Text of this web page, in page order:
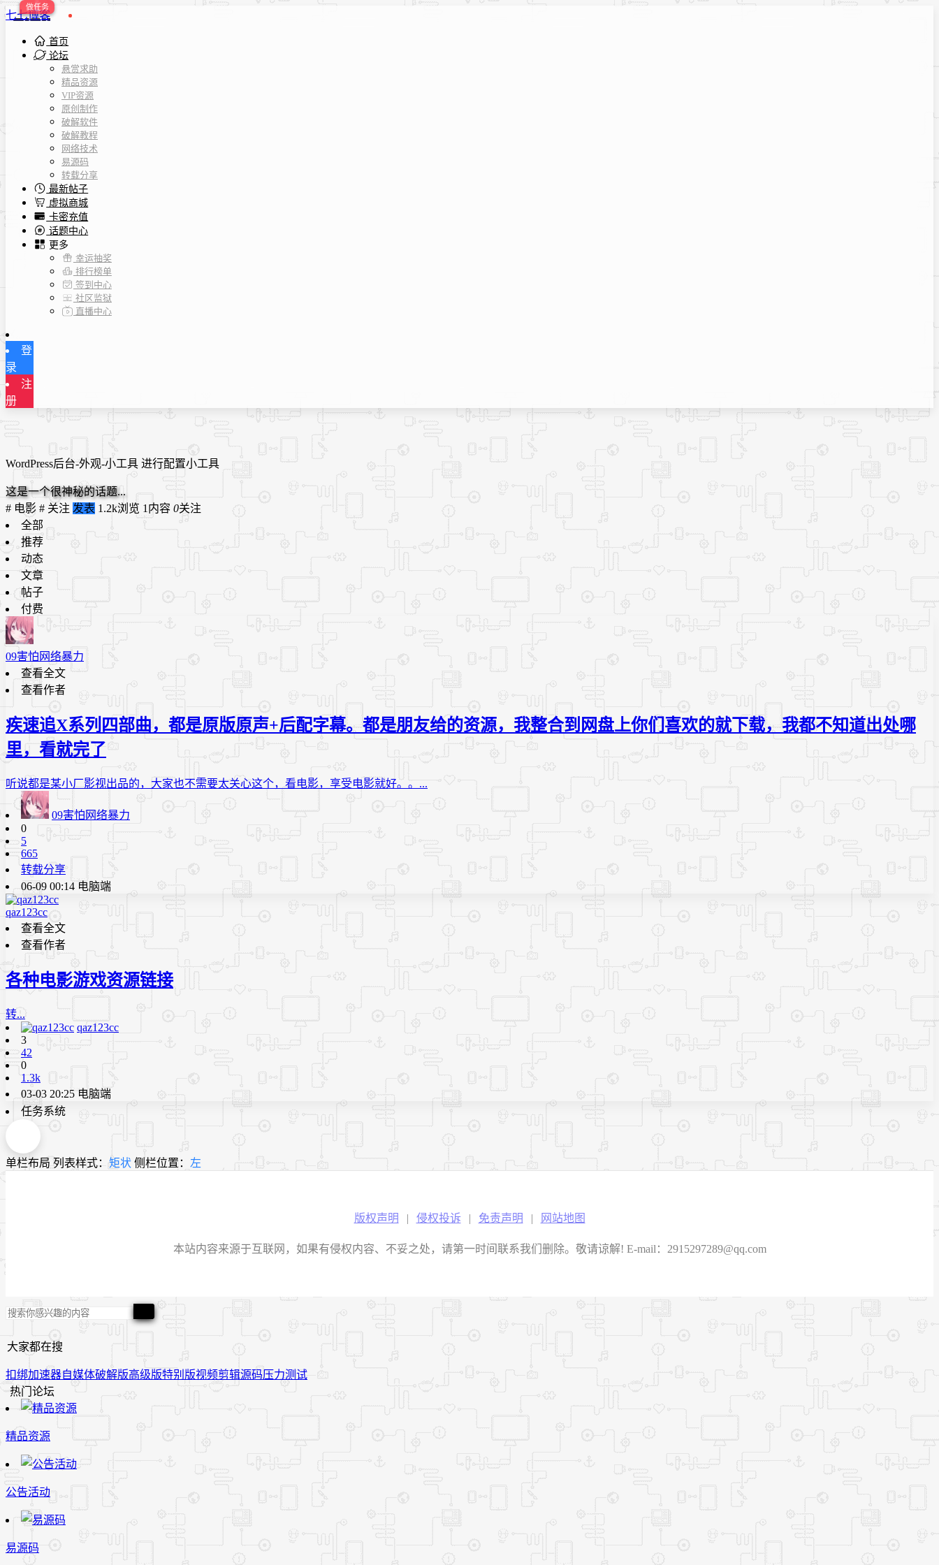
七七博客
首页
论坛
悬赏求助
精品资源
VIP资源
原创制作
破解软件
破解教程
网络技术
易源码
转载分享
最新帖子
虚拟商城
卡密充值
话题中心
更多
幸运抽奖
排行榜单
签到中心
社区监狱
直播中心
登
录
注
册
WordPress后台-外观-小工具 进行配置小工具
这是一个很神秘的话题...
# 电影 # 关注 发表 1.2k浏览 1内容 0关注
全部
推荐
动态
文章
帖子
付费
09害怕网络暴力
查看全文
查看作者
疾速追X系列四部曲，都是原版原声+后配字幕。都是朋友给的资源，我整合到网盘上你们喜欢的就下载，我都不知道出处哪
里，看就完了
听说都是某小厂影视出品的，大家也不需要太关心这个，看电影，享受电影就好。。...
09害怕网络暴力
0
5
665
转载分享
06-09 00:14 电脑端
qaz123cc
查看全文
查看作者
各种电影游戏资源链接
转...
qaz123cc
3
42
0
1.3k
03-03 20:25 电脑端
任务系统
单栏布局 列表样式： 矩状 侧栏位置： 左
版权声明 | 侵权投诉 | 免责声明 | 网站地图
本站内容来源于互联网，如果有侵权内容、不妥之处，请第一时间联系我们删除。敬请谅解! E-mail：2915297289@qq.com
大家都在搜
扣绑加速器自媒体破解版高级版特别版视频剪辑源码压力测试
热门论坛
精品资源
公告活动
易源码